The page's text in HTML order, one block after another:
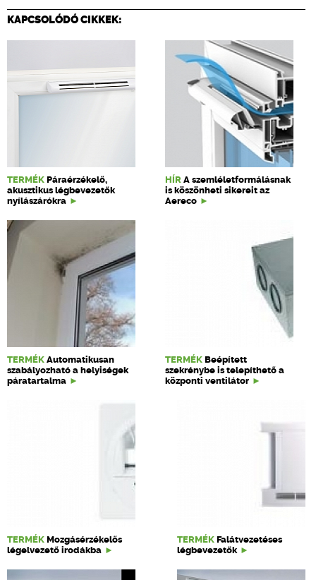
KAPCSOLÓDÓ CIKKEK:
TERMÉK Páraérzékelő,
akusztikus légbevezetők
nyílászárókra
HÍR A szemléletformálásnak
is köszönheti sikereit az
Aereco
TERMÉK Automatikusan
szabályozható a helyiségek
páratartalma
TERMÉK Beépített
szekrénybe is telepíthető a
központi ventilátor
TERMÉK Mozgásérzékelős
légelvezető irodákba
TERMÉK Falátvezetéses
légbevezetők